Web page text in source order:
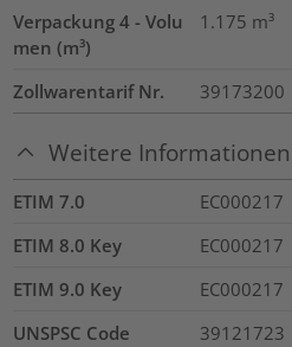
Verpackung 4 - Volu
men (m³)
1.175 m³
Zollwarentarif Nr. 39173200
Weitere Informationen
ETIM 7.0
EC000217
ETIM 8.0 Key
EC000217
ETIM 9.0 Key
EC000217
UNSPSC Code
39121723